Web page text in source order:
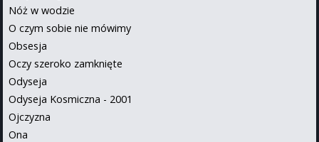
Nóż w wodzie
O czym sobie nie mówimy
Obsesja
Oczy szeroko zamknięte
Odyseja
Odyseja Kosmiczna - 2001
Ojczyzna
Ona